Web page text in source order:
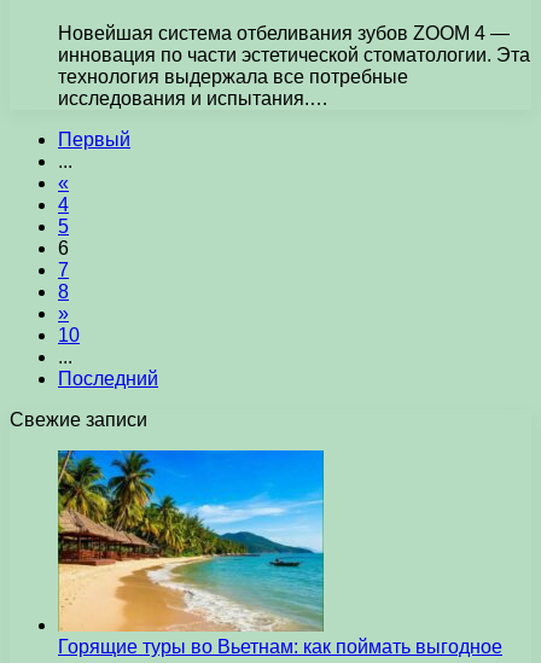
Новейшая система отбеливания зубов ZOOM 4 —
инновация по части эстетической стоматологии. Эта
технология выдержала все потребные
исследования и испытания.…
Первый
...
«
4
5
6
7
8
»
10
...
Последний
Свежие записи
Горящие туры во Вьетнам: как поймать выгодное